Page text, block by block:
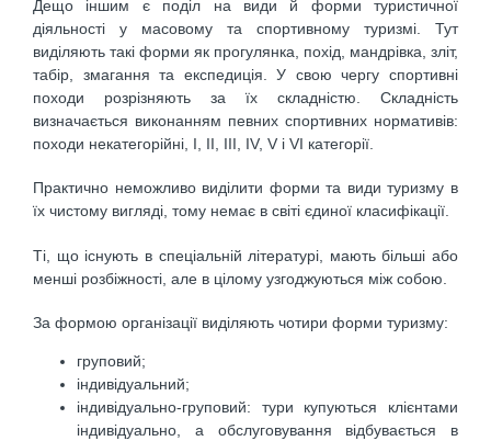
Дещо іншим є поділ на види й форми туристичної
діяльності у масовому та спортивному туризмі. Тут
виділяють такі форми як прогулянка, похід, мандрівка, зліт,
табір, змагання та експедиція. У свою чергу спортивні
походи розрізняють за їх складністю. Складність
визначається виконанням певних спортивних нормативів:
походи некатегорійні, І, II, III, IV, V і VI категорії.
Практично неможливо виділити форми та види туризму в
їх чистому вигляді, тому немає в світі єдиної класифікації.
Ті, що існують в спеціальній літературі, мають більші або
менші розбіжності, але в цілому узгоджуються між собою.
За формою організації виділяють чотири форми туризму:
груповий;
індивідуальний;
індивідуально-груповий: тури купуються клієнтами
індивіду­ально, а обслуговування відбувається в